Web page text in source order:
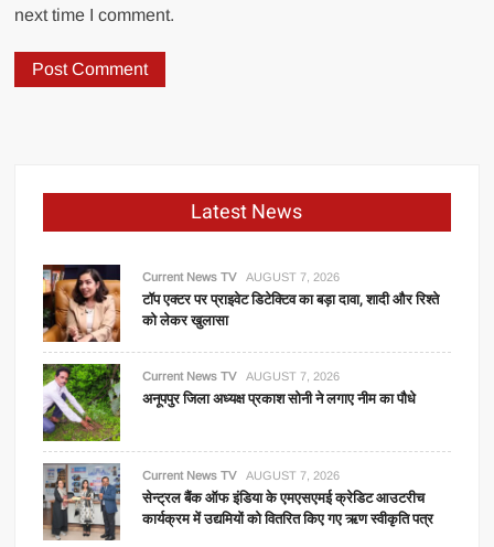
next time I comment.
Latest News
Current News TV AUGUST 7, 2026
टॉप एक्टर पर प्राइवेट डिटेक्टिव का बड़ा दावा, शादी और रिश्ते
को लेकर खुलासा
Current News TV AUGUST 7, 2026
अनूपपुर जिला अध्यक्ष प्रकाश सोनी ने लगाए नीम का पौधे
Current News TV AUGUST 7, 2026
सेन्ट्रल बैंक ऑफ इंडिया के एमएसएमई क्रेडिट आउटरीच
कार्यक्रम में उद्यमियों को वितरित किए गए ऋण स्वीकृति पत्र